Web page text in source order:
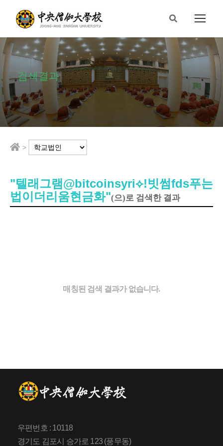
검색결과
>
"텔래그램@bitcoinsyri⟡ǃ빗썸fds푸는
법이더리움현금화"(으)로 검색한 결과
매칭된 검색 결과가 없습니다.
우편번호 : 10118
경기도 김포시 승가로 123 (풍무동)